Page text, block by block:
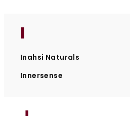
I
Inahsi Naturals
Innersense